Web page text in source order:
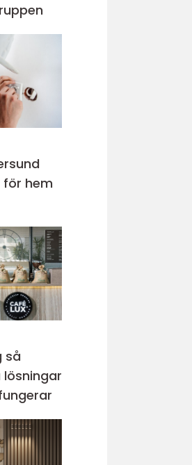
hem
lösningar